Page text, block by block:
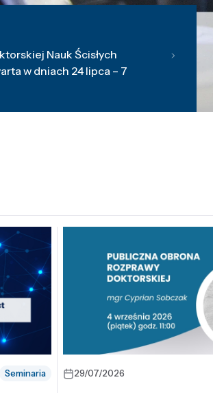
Nauk Ścisłych
w dniach 24 lipca – 7
Seminaria 29/07/2026